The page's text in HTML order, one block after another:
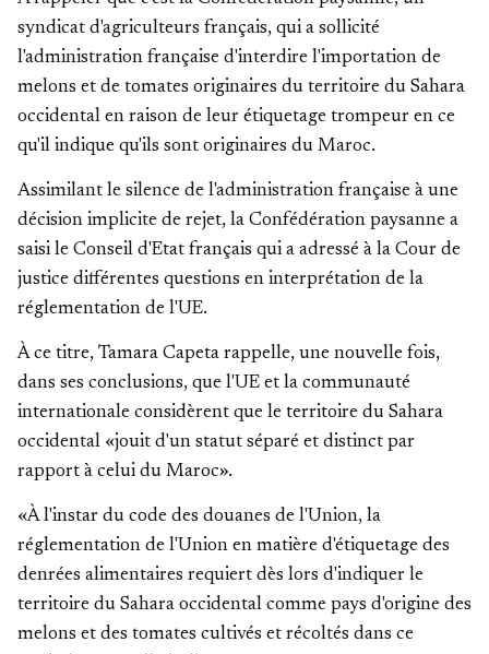
syndicat d'agriculteurs français, qui a sollicité
l'administration française d'interdire l'importation de
melons et de tomates originaires du territoire du Sahara
occidental en raison de leur étiquetage trompeur en ce
qu'il indique qu'ils sont originaires du Maroc.
Assimilant le silence de l'administration française à une
décision implicite de rejet, la Confédération paysanne a
saisi le Conseil d'Etat français qui a adressé à la Cour de
justice différentes questions en interprétation de la
réglementation de l'UE.
À ce titre, Tamara Capeta rappelle, une nouvelle fois,
dans ses conclusions, que l'UE et la communauté
internationale considèrent que le territoire du Sahara
occidental «jouit d'un statut séparé et distinct par
rapport à celui du Maroc».
«À l'instar du code des douanes de l'Union, la
réglementation de l'Union en matière d'étiquetage des
denrées alimentaires requiert dès lors d'indiquer le
territoire du Sahara occidental comme pays d'origine des
melons et des tomates cultivés et récoltés dans ce